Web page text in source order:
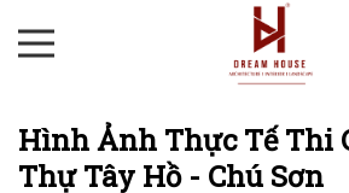
Hình Ảnh Thực Tế Thi
Thự Tây Hồ - Chú Sơn